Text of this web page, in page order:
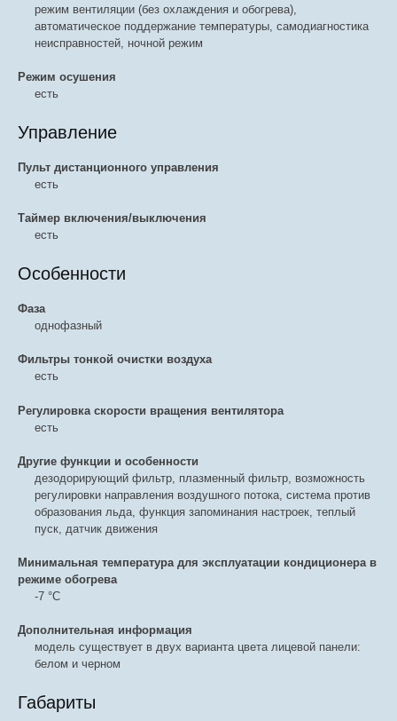
режим вентиляции (без охлаждения и обогрева),
автоматическое поддержание температуры, самодиагностика
неисправностей, ночной режим
Режим осушения
есть
Управление
Пульт дистанционного управления
есть
Таймер включения/выключения
есть
Особенности
Фаза
однофазный
Фильтры тонкой очистки воздуха
есть
Регулировка скорости вращения вентилятора
есть
Другие функции и особенности
дезодорирующий фильтр, плазменный фильтр, возможность
регулировки направления воздушного потока, система против
образования льда, функция запоминания настроек, теплый
пуск, датчик движения
Минимальная температура для эксплуатации кондиционера в
режиме обогрева
-7 °С
Дополнительная информация
модель существует в двух варианта цвета лицевой панели:
белом и черном
Габариты